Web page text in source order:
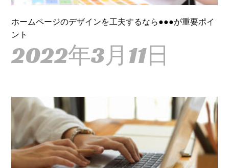
ホームページのデザインを工夫するなら●●●が重要ポイ
ント
2022年3月11日